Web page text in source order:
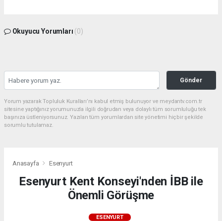
Okuyucu Yorumları (0)
Gönder
Yorum yazarak Topluluk Kuralları’nı kabul etmiş bulunuyor ve meydantv.com.tr
sitesine yaptığınız yorumunuzla ilgili doğrudan veya dolaylı tüm sorumluluğu tek
başınıza üstleniyorsunuz. Yazılan tüm yorumlardan site yönetimi hiçbir şekilde
sorumlu tutulamaz.
Anasayfa Esenyurt
Esenyurt Kent Konseyi'nden İBB ile
Önemli Görüşme
ESENYURT